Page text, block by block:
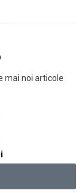
mai noi articole